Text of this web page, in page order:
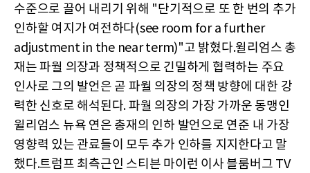
수준으로 끌어 내리기 위해 "단기적으로 또 한 번의 추가
인하할 여지가 여전하다(see room for a further
adjustment in the near term)"고 밝혔다.윌리엄스 총
재는 파월 의장과 정책적으로 긴밀하게 협력하는 주요
인사로 그의 발언은 곧 파월 의장의 정책 방향에 대한 강
력한 신호로 해석된다. 파월 의장의 가장 가까운 동맹인
윌리엄스 뉴욕 연은 총재의 인하 발언으로 연준 내 가장
영향력 있는 관료들이 모두 추가 인하를 지지한다고 말
했다.트럼프 최측근인 스티븐 마이런 이사 블룸버그 TV